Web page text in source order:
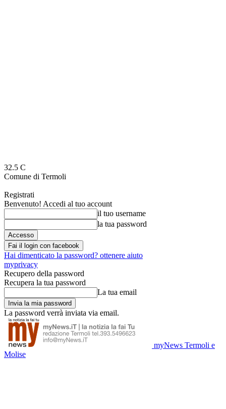
32.5 C
Comune di Termoli
Registrati
Benvenuto! Accedi al tuo account
il tuo username
la tua password
Fai il login con facebook
Hai dimenticato la password? ottenere aiuto
myprivacy
Recupero della password
Recupera la tua password
La tua email
La password verrà inviata via email.
myNews Termoli e
Molise